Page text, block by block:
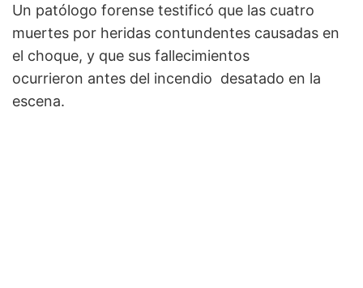
Un patólogo forense testificó que las cuatro
muertes por heridas contundentes causadas en
el choque, y que sus fallecimientos
ocurrieron antes del incendio desatado en la
escena.